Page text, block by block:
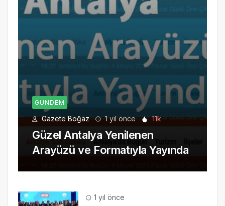
GÜNDEM
Gazete Boğaz 1 yıl önce 11k
Güzel Antalya Yenilenen
Arayüzü ve Formatıyla Yayında
1 yıl önce